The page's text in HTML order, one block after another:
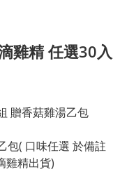
雞精 任選30入
贈香菇雞湯乙包
包( 口味任選 於備註
雞精出貨)